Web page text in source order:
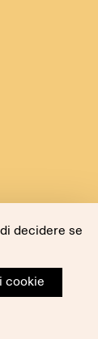
decidere se
cookie